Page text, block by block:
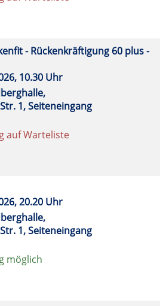
- Rückenkräftigung 60 plus -
10.30 Uhr
1, Seiteneingang
auf Warteliste
20.20 Uhr
1, Seiteneingang
möglich